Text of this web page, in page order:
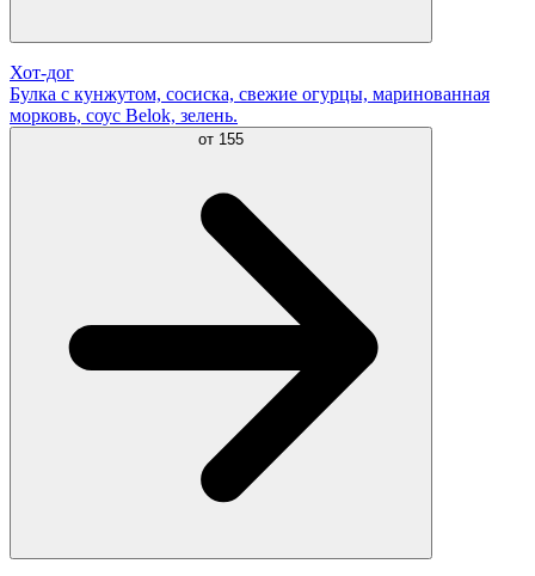
Хот-дог
Булка с кунжутом, сосиска, свежие огурцы, маринованная
морковь, соус Belok, зелень.
от 155